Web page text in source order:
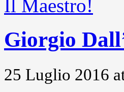
Giorgio
25 Luglio 2016